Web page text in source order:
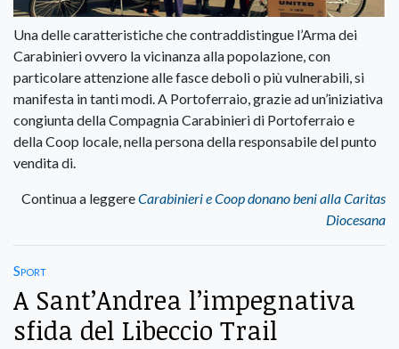
Una delle caratteristiche che contraddistingue l’Arma dei
Carabinieri ovvero la vicinanza alla popolazione, con
particolare attenzione alle fasce deboli o più vulnerabili, si
manifesta in tanti modi. A Portoferraio, grazie ad un’iniziativa
congiunta della Compagnia Carabinieri di Portoferraio e
della Coop locale, nella persona della responsabile del punto
vendita di.
Continua a leggereCarabinieri e Coop donano beni alla Caritas
Diocesana
Sport
A Sant’Andrea l’impegnativa
sfida del Libeccio Trail